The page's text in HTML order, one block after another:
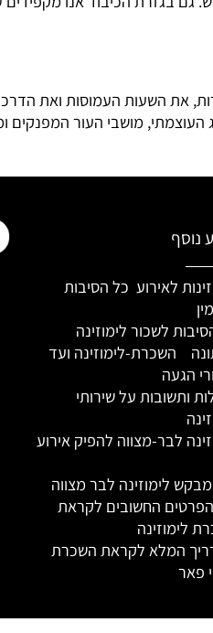
הכיבוד אנו מקפידים על
את השעות העמוסות ואת
מושבי העור המפנקים
לאירוע כל הסיבות
לשכור לימוזינה
השכרת-לימוזינה ועד
ותשובות על שירותי
לבר-מצווה להפיק אירוע
לימוזינה לבר מצווה
החשובים לקראת